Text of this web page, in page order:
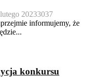
20233037
informujemy, że
konkursu